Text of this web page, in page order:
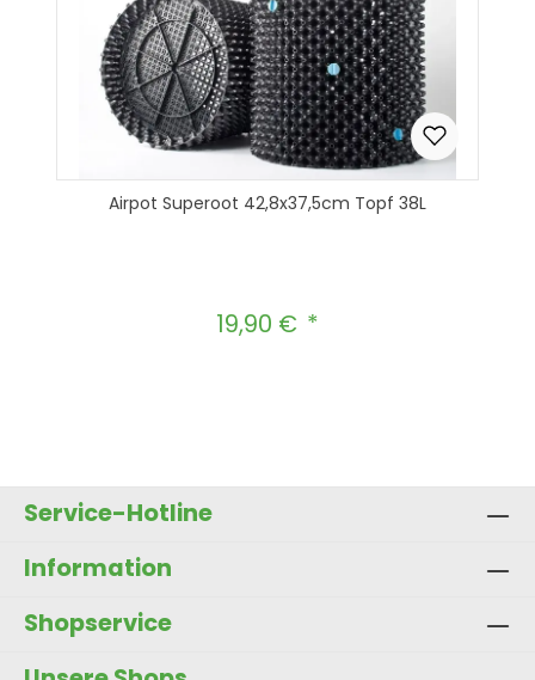
Airpot Superoot 42,8x37,5cm Topf 38L
Regulärer Preis:
19,90 €
Service-Hotline
Information
Shopservice